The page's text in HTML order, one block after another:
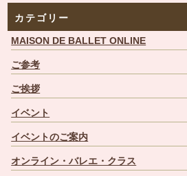
カテゴリー
MAISON DE BALLET ONLINE
ご参考
ご挨拶
イベント
イベントのご案内
オンライン・バレエ・クラス